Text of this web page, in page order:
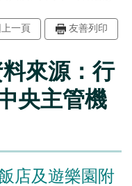
上一頁 友善列印
來源：行
央主管機
店及遊樂園附